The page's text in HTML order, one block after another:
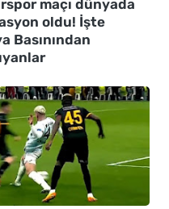
maçı dünyada
oldu! İşte
Basınından